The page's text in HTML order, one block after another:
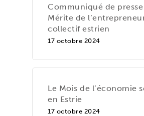
Communiqué de
Mérite de
collectif estrien
17 octobre 2024
Le Mois de l’économie
en Estrie
17 octobre 2024